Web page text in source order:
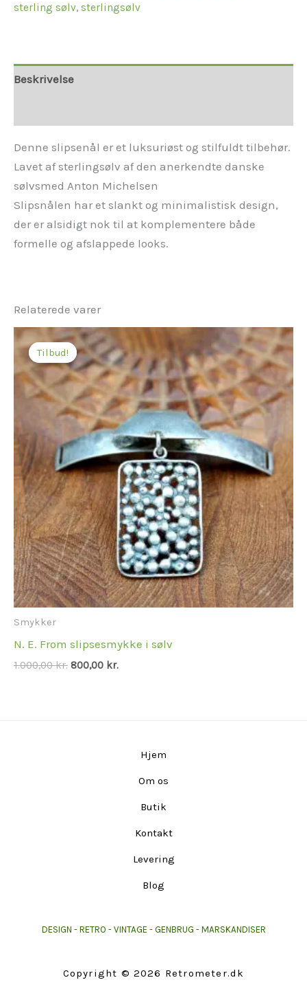
sterling sølv, sterlingsølv
Beskrivelse
Denne slipsenål er et luksuriøst og stilfuldt tilbehør.
Lavet af sterlingsølv af den anerkendte danske
sølvsmed Anton Michelsen
Slipsnålen har et slankt og minimalistisk design,
der er alsidigt nok til at komplementere både
formelle og afslappede looks.
Relaterede varer
Tilbud!
Tilbud!
Smykker
N. E. From slipsesmykke i sølv
1.000,00kr.
Den
oprindelige
pris
var:
1.000,00 kr..
800,00 kr.
aktuelle
pris
er:
800,00 kr..
Hjem
Om os
Butik
Kontakt
Levering
Blog
DESIGN - RETRO - VINTAGE - GENBRUG - MARSKANDISER
Copyright © 2026 Retrometer.dk